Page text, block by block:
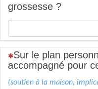
grossesse ?
(Cette question est
Sur le plan
accompagné pour
(soutien à la maison,